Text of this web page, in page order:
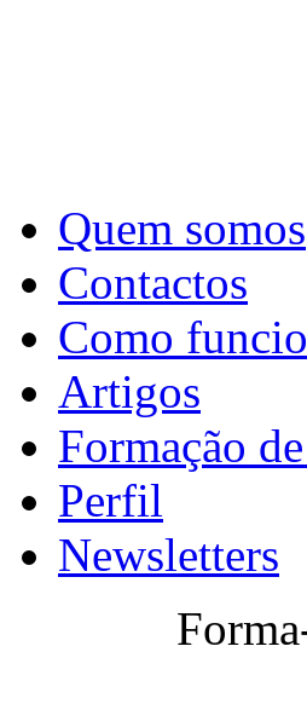
Quem somos
Contactos
Como
Artigos
Formação
Perfil
Newsletters